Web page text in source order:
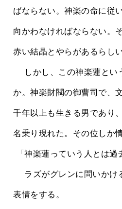
ばならない。神楽の命に従
向かわなければならない。
赤い結晶とやらがあるらしい
か。神楽財閥の御曹司で、
千年以上も生きる男であり
名乗り現れた。その位しか
「神楽蓮っていう人とは過
表情をする。